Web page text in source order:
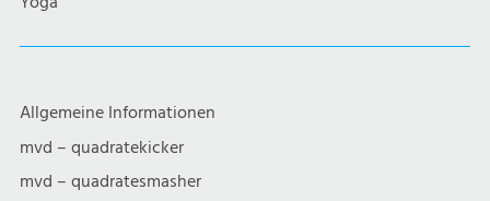
Allgemeine Informationen
mvd – quadratekicker
mvd – quadratesmasher